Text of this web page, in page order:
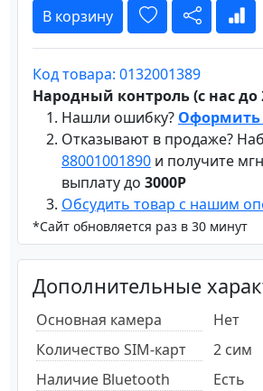
В корзину
Код товара: 0132001389
Народный контроль (с нас до
Нашли ошибку? Оформить
Отказывают в продаже?
88001001890 и получите
выплату до 3000Р
Обсудить товар с нашим
*Сайт обновляется раз в 30 минут
Дополнительные
Основная камера
Нет
Количество SIM-карт
2 сим
Наличие Bluetooth
Есть